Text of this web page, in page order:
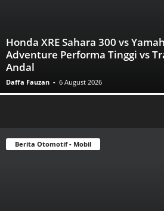
Honda XRE Sahara 300 vs
Adventure Performa Tinggi vs
Andal
Daffa Fauzan - 6 August 2026
Berita Otomotif - Mobil